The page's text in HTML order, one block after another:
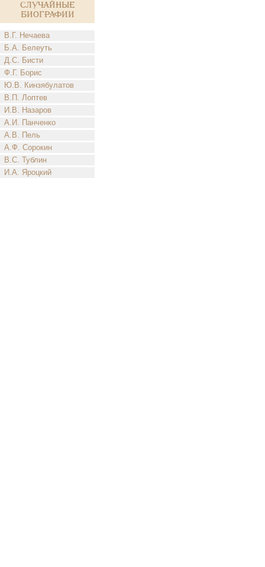
Случайные
биографии
В.Г. Нечаева
Б.А. Белеуть
Д.С. Бисти
Ф.Г. Борис
Ю.В. Кинзябулатов
В.П. Лоптев
И.В. Назаров
А.И. Панченко
А.В. Пель
А.Ф. Сорокин
В.С. Тублин
И.А. Яроцкий